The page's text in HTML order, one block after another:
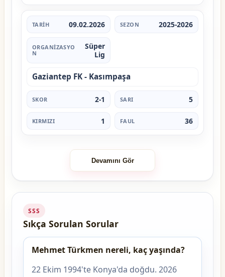
09.02.2026 2025-2026
Süper
Lig
Gaziantep FK - Kasımpaşa
2-1 5
1 36
Devamını Gör
SSS
Sıkça Sorulan Sorular
Mehmet Türkmen nereli, kaç yaşında?
22 Ekim 1994'te Konya'da doğdu. 2026